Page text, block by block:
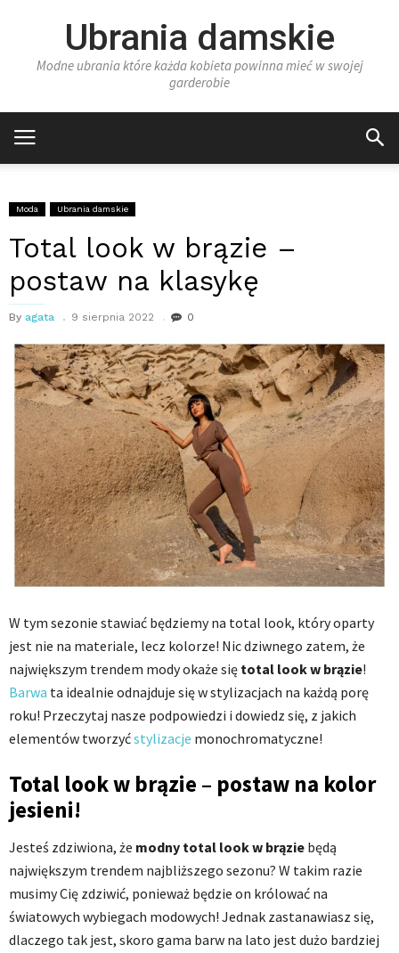
Ubrania damskie
Modne ubrania które każda kobieta powinna mieć w swojej
garderobie
Moda Ubrania damskie
Total look w brązie –
postaw na klasykę
By agata 9 sierpnia 2022 0
W tym sezonie stawiać będziemy na total look, który oparty
jest nie na materiale, lecz kolorze! Nic dziwnego zatem, że
największym trendem mody okaże się total look w brązie!
Barwa ta idealnie odnajduje się w stylizacjach na każdą porę
roku! Przeczytaj nasze podpowiedzi i dowiedz się, z jakich
elementów tworzyćstylizacje monochromatyczne!
Total look w brązie – postaw na kolor
jesieni!
Jesteś zdziwiona, że modny total look w brązie będą
największym trendem najbliższego sezonu? W takim razie
musimy Cię zdziwić, ponieważ będzie on królować na
światowych wybiegach modowych! Jednak zastanawiasz się,
dlaczego tak jest, skoro gama barw na lato jest dużo bardziej